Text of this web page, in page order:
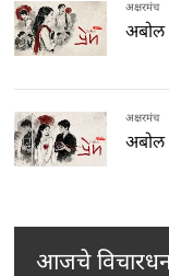
अक्षरमंच
अबोल
अक्षरमंच
अबोल
आजचे